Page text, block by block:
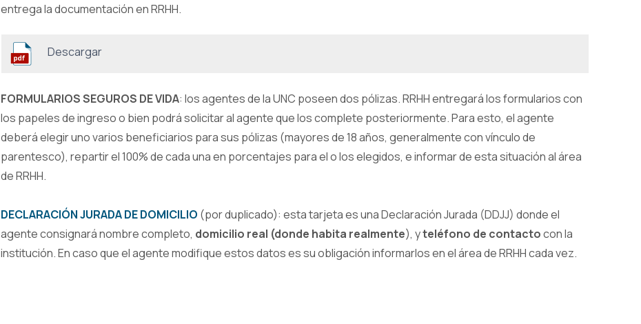
entrega la documentación en RRHH.
Descargar
FORMULARIOS SEGUROS DE VIDA: los agentes de la UNC poseen dos pólizas. RRHH entregará los formularios con
los papeles de ingreso o bien podrá solicitar al agente que los complete posteriormente. Para esto, el agente
deberá elegir uno varios beneficiarios para sus pólizas (mayores de 18 años, generalmente con vínculo de
parentesco), repartir el 100% de cada una en porcentajes para el o los elegidos, e informar de esta situación al área
de RRHH.
DECLARACIÓN JURADA DE DOMICILIO (por duplicado): esta tarjeta es una Declaración Jurada (DDJJ) donde el
agente consignará nombre completo, domicilio real (donde habita realmente), yteléfono de contactocon la
institución. En caso que el agente modifique estos datos es su obligación informarlos en el área de RRHH cada vez.